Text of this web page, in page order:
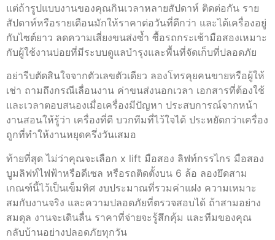
แต่ถ้ารูปแบบงานของคุณกินเวลาหลายสัปดาห์ ติดต่อกัน ราย
สัปดาห์หรือรายเดือนมักให้ราคาต่อวันที่ดีกว่า และได้เครื่องอยู่
กับไซต์ยาว ลดความเสี่ยงขนส่งซ้ำ ซื้อรถกระเช้ามือสองเหมาะ
กับผู้ใช้งานบ่อยที่มีระบบดูแลบำรุงและพื้นที่จัดเก็บที่ปลอดภัย
อย่ารีบตัดสินใจจากตัวเลขตัวเดียว ลองโทรคุยคนขายหรือผู้ให้
เช่า ถามถึงกรณีเลื่อนงาน ค่าขนส่งนอกเวลา เอกสารที่ต้องใช้
และเวลาตอบสนองเมื่อเครื่องมีปัญหา ประสบการณ์จากหน้า
งานสอนให้รู้ว่า เครื่องที่ดี บวกทีมที่ไว้ใจได้ ประหยัดกว่าเครื่อง
ถูกที่ทำให้งานหยุดครึ่งวันเสมอ
ท้ายที่สุด ไม่ว่าคุณจะเลือก x lift มือสอง ลิฟท์กรรไกร มือสอง
บูมลิฟท์ไฟฟ้าหรือดีเซล หรือรถติดตั้งบน 6 ล้อ ลองยึดสาม
เกณฑ์นี้ไว้เป็นเข็มทิศ งบประมาณที่รวมค่าแฝง ความเหมาะ
สมกับงานจริง และความปลอดภัยที่ตรวจสอบได้ ถ้าสามอย่าง
สมดุล งานจะเดินลื่น ราคาที่จ่ายจะรู้สึกคุ้ม และทีมของคุณ
กลับบ้านอย่างปลอดภัยทุกวัน